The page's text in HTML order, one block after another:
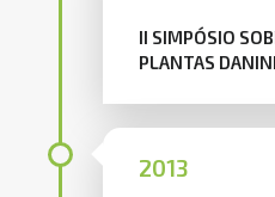
II SIMPÓSIO
PLANTAS
2013